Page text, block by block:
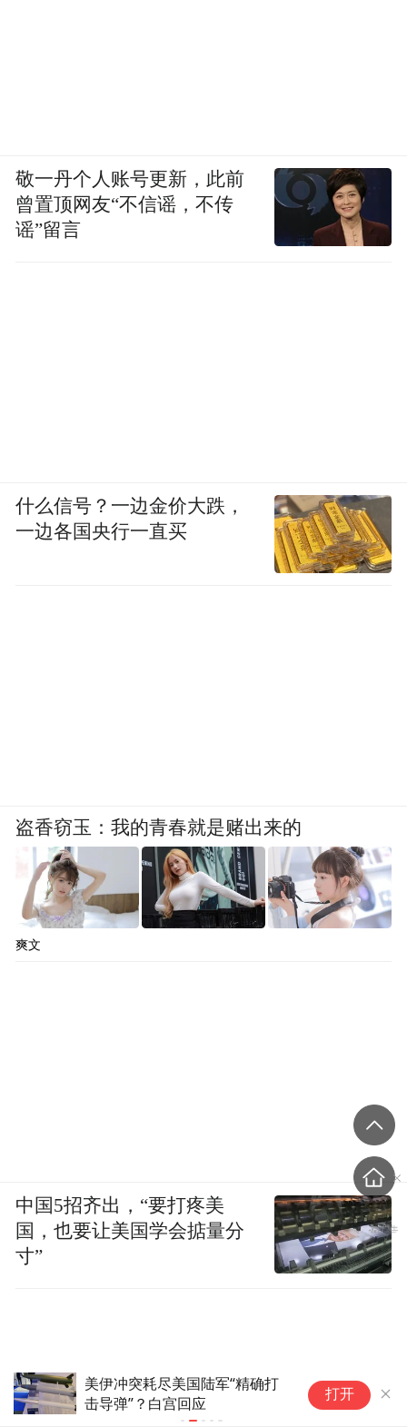
美伊冲突耗尽美国陆军“精确打
击导弹”？白宫回应
打开
敬一丹个人账号更新，此前
曾置顶网友“不信谣，不传
谣”留言
什么信号？一边金价大跌，
一边各国央行一直买
盗香窃玉：我的青春就是赌出来的
爽文
中国5招齐出，“要打疼美
国，也要让美国学会掂量分
寸”